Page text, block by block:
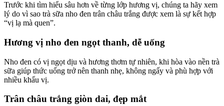
Trước khi tìm hiểu sâu hơn về từng lớp hương vị, chúng ta hãy xem
lý do vì sao trà sữa nho đen trân châu trắng được xem là sự kết hợp
“vị lạ mà quen”.
Hương vị nho đen ngọt thanh, dễ uống
Nho đen có vị ngọt dịu và hương thơm tự nhiên, khi hòa vào nền trà
sữa giúp thức uống trở nên thanh nhẹ, không ngấy và phù hợp với
nhiều khẩu vị.
Trân châu trắng giòn dai, đẹp mắt